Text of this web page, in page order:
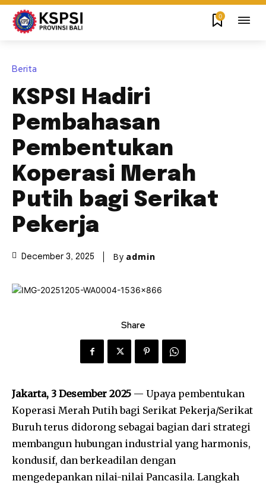
0
Berita
KSPSI Hadiri
Pembahasan
Pembentukan
Koperasi Merah
Putih bagi Serikat
Pekerja
December 3, 2025 By admin
Share
Jakarta, 3 Desember 2025 — Upaya pembentukan
Koperasi Merah Putih bagi Serikat Pekerja/Serikat
Buruh terus didorong sebagai bagian dari strategi
membangun hubungan industrial yang harmonis,
kondusif, dan berkeadilan dengan
mengedepankan nilai-nilai Pancasila. Langkah